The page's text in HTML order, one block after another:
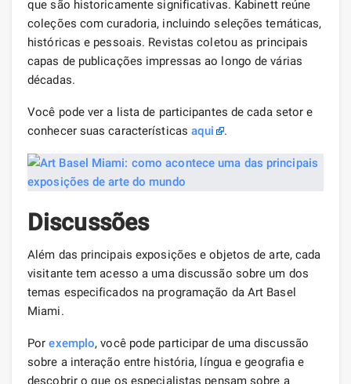
que são historicamente significativas. Kabinett reúne
coleções com curadoria, incluindo seleções temáticas,
históricas e pessoais. Revistas coletou as principais
capas de publicações impressas ao longo de várias
décadas.
Você pode ver a lista de participantes de cada setor e
conhecer suas característicasaqui .
Discussões
Além das principais exposições e objetos de arte, cada
visitante tem acesso a uma discussão sobre um dos
temas especificados na programação da Art Basel
Miami.
Porexemplo, você pode participar de uma discussão
sobre a interação entre história, língua e geografia e
descobrir o que os especialistas pensam sobre a